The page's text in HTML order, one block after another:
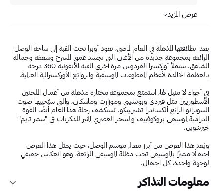
عرض المزيد
بعد انطلاقتها المذهلة في العام الماضي، تعود أوبرا تحت القبة إلى ساحة الوصل
الرائعة بمجموعة جديدة من الأغاني التي تجسد عمق المسرح وشغفه وجماله
الشاهق. ستملأ أوركسترا الفردوس مرة أخرى القبة الأيقونية 360 درجة
بالعظمة الخالدة لأعظم المقطوعات الموسيقية والروائع الأوركسترالية العالمية.
في أجواء لا مثيل لها، استمتع بمجموعة مختارة مذهلة من أعمال الملحنين
الأسطوريين مثل فيردي وبوتشيني وموزارت وماسكاني، والتي سيُحييها صوت
السوبرانو الرائع ألكساندرا تشيرنينكو. تستكشف رحلة هذا العام أيضًا القوة
الدرامية لموسيقى بروكوفييف والسحر العصري المثير للذكريات في "سمر تايم"
لجيرشوين.
ويُعد هذا العرض من أبرز معالم موسم الوصل، حيث يمثل هذا العرض
احتفالًا مميزًا بالموسيقى تحت مظلة الموسيقى الرائعة، وهو انعكاس حقيقي
لوجهة واحدة، كل احتفال.
معلومات التذاكر